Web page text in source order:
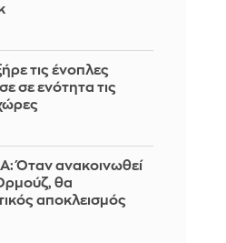
τις ένοπλες
σε ενότητα τις
Όταν ανακοινωθεί
θα
αποκλεισμός